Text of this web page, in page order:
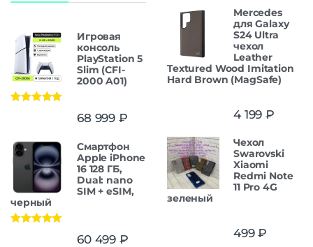
Игровая
консоль
PlayStation 5
Slim (CFI-
2000 A01)
68 999 ₽
Смартфон
Apple iPhone
16 128 ГБ,
Dual: nano
SIM + eSIM,
черный
60 499 ₽
Mercedes
для Galaxy
S24 Ultra
чехол
Leather
Textured Wood Imitation
Hard Brown (MagSafe)
4 199 ₽
Чехол
Swarovski
Xiaomi
Redmi Note
11 Pro 4G
зеленый
499₽